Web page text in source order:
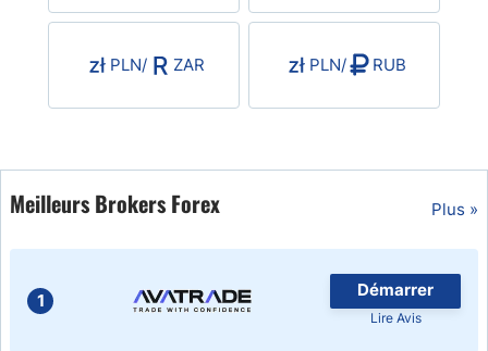
Indices
PLN/ ZAR PLN/ RUB
Meilleurs Brokers Forex Plus »
1
Démarrer
Lire Avis